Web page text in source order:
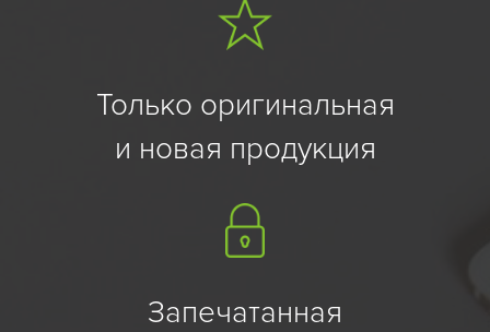
Только оригинальная
и новая продукция
Запечатанная